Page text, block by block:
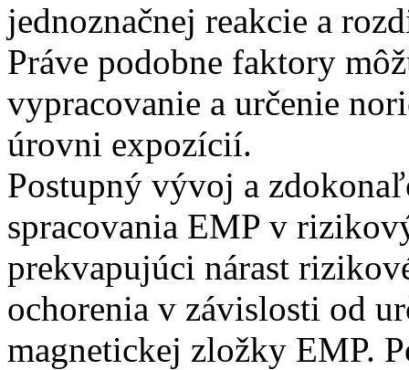
jednoznačnej reakcie a
Práve podobne faktory
vypracovanie a určenie
úrovni expozícií.
Postupný vývoj a
spracovania EMP v
prekvapujúci nárast
ochorenia v závislosti od
magnetickej zložky EMP.